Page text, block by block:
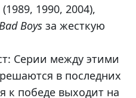
1990, 2004),
Boys за жесткую
Серии между этими
в последних
к победе выходит на